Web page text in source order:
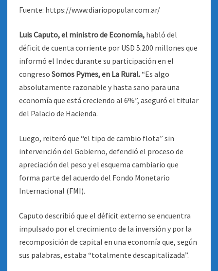
Fuente: https://www.diariopopular.com.ar/
Luis Caputo, el ministro de Economía, habló del
déficit de cuenta corriente por USD 5.200 millones que
informó el Indec durante su participación en el
congreso Somos Pymes, en La Rural.“Es algo
absolutamente razonable y hasta sano para una
economía que está creciendo al 6%”, aseguró el titular
del Palacio de Hacienda.
Luego, reiteró que “el tipo de cambio flota” sin
intervención del Gobierno, defendió el proceso de
apreciación del peso y el esquema cambiario que
forma parte del acuerdo del Fondo Monetario
Internacional (FMI).
Caputo describió que el déficit externo se encuentra
impulsado por el crecimiento de la inversión y por la
recomposición de capital en una economía que, según
sus palabras, estaba “totalmente descapitalizada”.